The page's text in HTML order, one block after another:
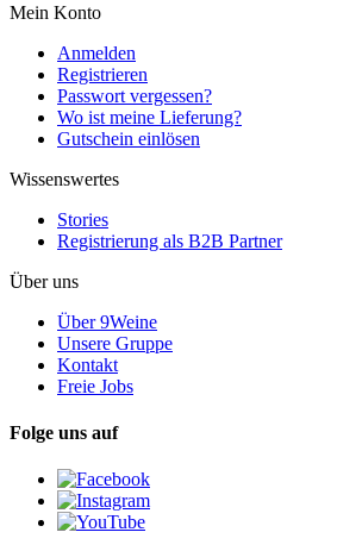
Mein Konto
Anmelden
Registrieren
Passwort vergessen?
Wo ist meine Lieferung?
Gutschein einlösen
Wissenswertes
Stories
Registrierung als B2B Partner
Über uns
Über 9Weine
Unsere Gruppe
Kontakt
Freie Jobs
Folge uns auf